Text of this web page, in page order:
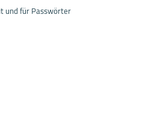
und für Passwörter